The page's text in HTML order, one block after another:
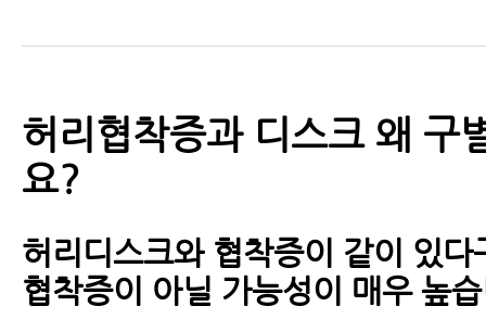
- 척추협착증 수술 없이도 치료가
- 허리협착증치료 효과, 임상시험
통해 밝혀진 재활치료 효과와 국
- 척추관협착증이 수술 없이 좋아
허리협착증과 디스크 왜 구
요?
허리디스크와 협착증이 같이 있다
협착증이 아닐 가능성이 매우 높